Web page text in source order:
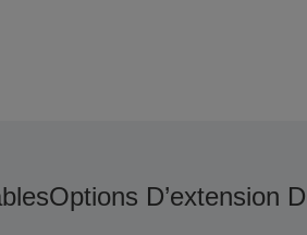
Options D’extension